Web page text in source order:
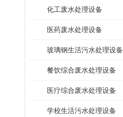
化工废水处理设备
医药废水处理设备
玻璃钢生活污水处理设备
餐饮综合废水处理设备
医疗综合废水处理设备
学校生活污水处理设备